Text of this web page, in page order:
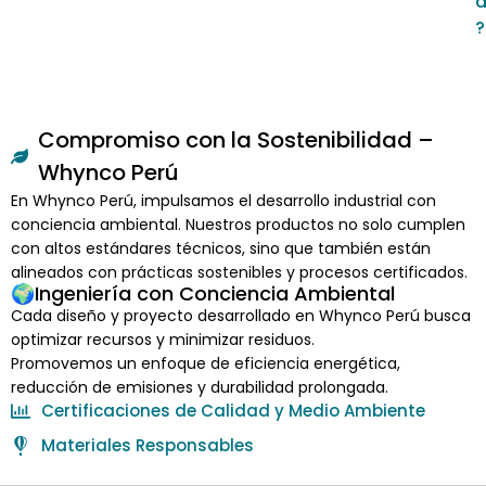
?
Compromiso con la Sostenibilidad –
Whynco Perú
En Whynco Perú, impulsamos el desarrollo industrial con
conciencia ambiental. Nuestros productos no solo cumplen
con altos estándares técnicos, sino que también están
alineados con prácticas sostenibles y procesos certificados.
🌍Ingeniería con Conciencia Ambiental
Cada diseño y proyecto desarrollado en Whynco Perú busca
optimizar recursos y minimizar residuos.
Promovemos un enfoque de eficiencia energética,
reducción de emisiones y durabilidad prolongada.
Certificaciones de Calidad y Medio Ambiente
Materiales Responsables